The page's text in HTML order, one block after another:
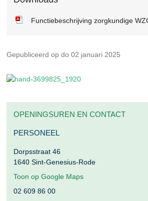
Functiebeschrijving zorgkundige
Gepubliceerd op do 02 januari 2025
OPENINGSUREN EN CONTACT
PERSONEEL
Dorpsstraat 46
1640 Sint-Genesius-Rode
Toon op Google Maps
02 609 86 00